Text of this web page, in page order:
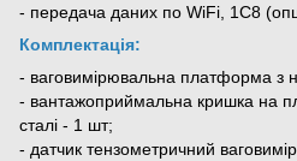
- передача даних по WiFi, 1C8
Комплектація:
- ваговимірювальна платформа з
- вантажоприймальна кришка на
сталі - 1 шт;
- датчик тензометричний